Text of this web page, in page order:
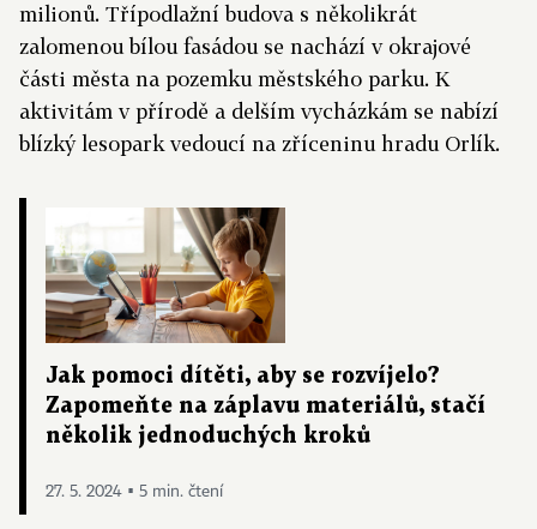
milionů. Třípodlažní budova s několikrát
zalomenou bílou fasádou se nachází v okrajové
části města na pozemku městského parku. K
aktivitám v přírodě a delším vycházkám se nabízí
blízký lesopark vedoucí na zříceninu hradu Orlík.
Jak pomoci dítěti, aby se rozvíjelo?
Zapomeňte na záplavu materiálů, stačí
několik jednoduchých kroků
27. 5. 2024 ▪ 5 min. čtení